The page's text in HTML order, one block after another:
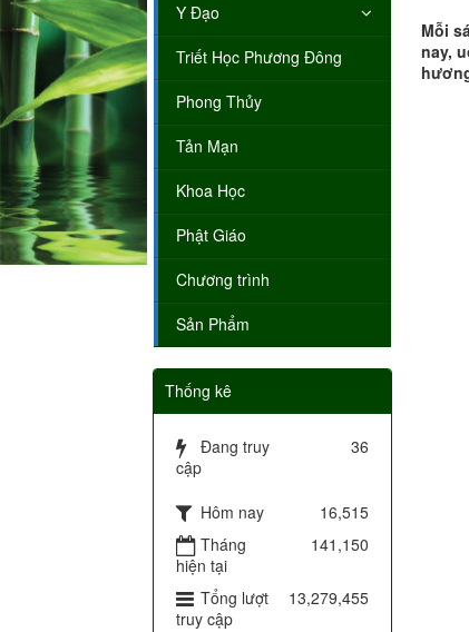
Mỗi
nay,
Y Đạo
Triết Học Phương Đông
Phong Thủy
Tản Mạn
Khoa Học
Phật Giáo
Chương trình
Sản Phẩm
Thống kê
Đang truy
cập
36
Hôm nay
16,515
Tháng
hiện tại
141,150
Tổng lượt
truy cập
13,279,455